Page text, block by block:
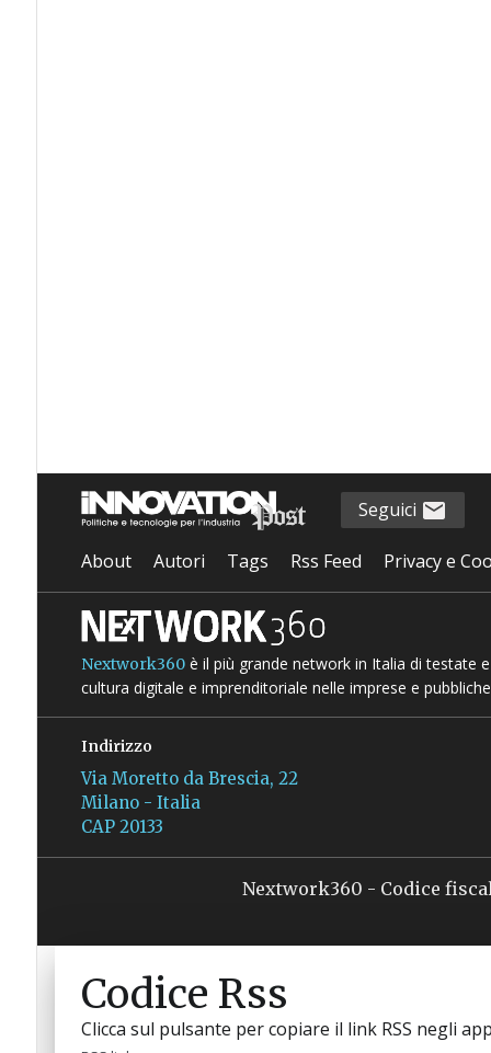
Seguici
About Autori Tags Rss Feed Privacy e
Nextwork360è il più grande network in Italia di testate
cultura digitale e imprenditoriale nelle imprese e
Indirizzo
Via Moretto da Brescia, 22
Milano - Italia
CAP 20133
Nextwork360 - Codice
Codice Rss
Clicca sul pulsante per copiare il link RSS negli